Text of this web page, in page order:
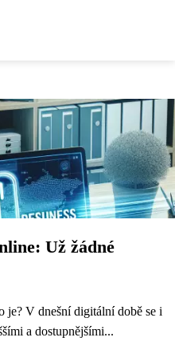
Už žádné
je? V dnešní digitální době se i
a dostupnějšími...